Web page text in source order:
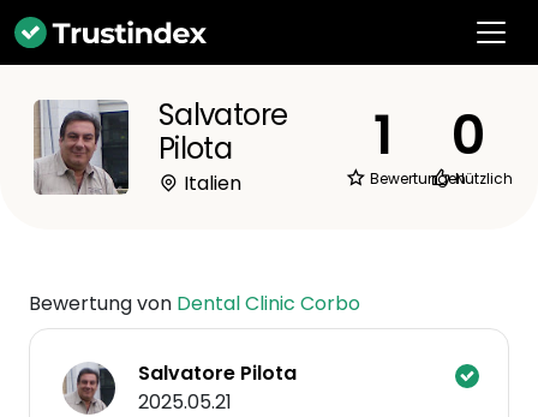
Salvatore
Pilota
Italien
1
Bewertungen
0
Nützlich
Bewertung von Dental Clinic Corbo
Salvatore Pilota
2025.05.21